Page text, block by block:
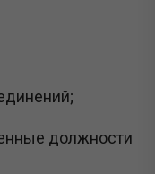
должности